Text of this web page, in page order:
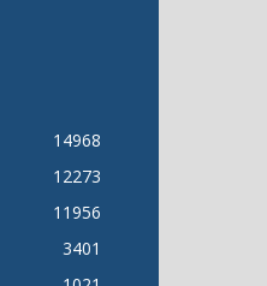
14968
12273
11956
3401